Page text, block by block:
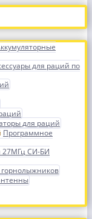
для раций по
для раций
Программное
27МГц СИ-БИ